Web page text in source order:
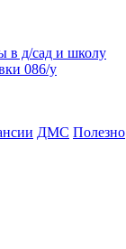
в д/сад и школу
086/у
ДМС Полезно